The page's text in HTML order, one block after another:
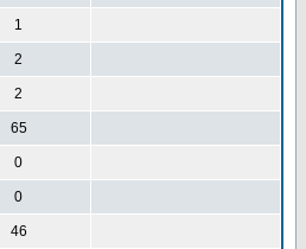
1
2
2
65
0
0
46